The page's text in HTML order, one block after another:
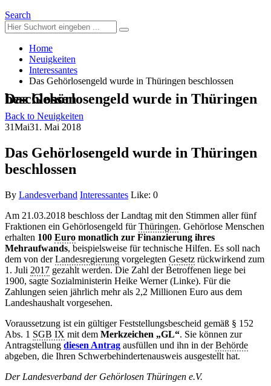
Search
Home
Neuigkeiten
Interessantes
Das Gehörlosengeld wurde in Thüringen beschlossen
Das Gehörlosengeld wurde in Thüringen beschlossen
Back to Neuigkeiten
31Mai31. Mai 2018
Das Gehörlosengeld wurde in Thüringen
beschlossen
By Landesverband Interessantes Like: 0
Am 21.03.2018 beschloss der Landtag mit den Stimmen aller fünf
Fraktionen ein Gehörlosengeld fürThüringen. Gehörlose Menschen
erhalten 100 Euro monatlich zur Finanzierung ihres
Mehraufwands, beispielsweise für technische Hilfen. Es soll nach
dem von derLandesregierung vorgelegten Gesetz rückwirkend zum
1. Juli 2017 gezahlt werden. Die Zahl der Betroffenen liege bei
1900, sagte Sozialministerin Heike Werner (Linke). Für die
Zahlungen seien jährlich mehr als 2,2 Millionen Euro aus dem
Landeshaushalt vorgesehen.
Voraussetzung ist ein gültiger Feststellungsbescheid gemäß § 152
Abs. 1 SGB IX mit dem Merkzeichen „GL“. Sie können zur
Antragstellung diesen Antrag ausfüllen und ihn in derBehörde
abgeben, die Ihren Schwerbehindertenausweis ausgestellt hat.
Der Landesverband der Gehörlosen Thüringen e.V.